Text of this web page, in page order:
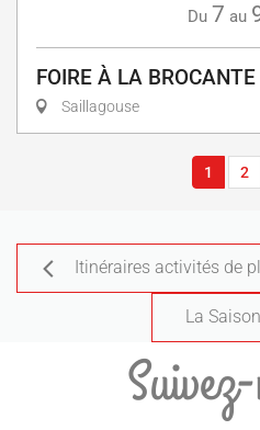
Du 7 au
FOIRE À LA BROCANTE
Saillagouse
1 2
Itinéraires activités de
La